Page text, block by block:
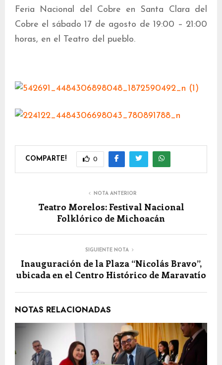
Feria Nacional del Cobre en Santa Clara del
Cobre el sábado 17 de agosto de 19:00 – 21:00
horas, en el Teatro del pueblo.
COMPARTE! 0
NOTA ANTERIOR
Teatro Morelos: Festival Nacional
Folklórico de Michoacán
SIGUIENTE NOTA
Inauguración de la Plaza “Nicolás Bravo”,
ubicada en el Centro Histórico de Maravatío
NOTAS RELACIONADAS